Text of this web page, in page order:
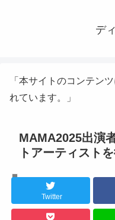
デ
「本サイトのコンテン
れています。」
MAMA2025出演
トアーティスト
Twitter